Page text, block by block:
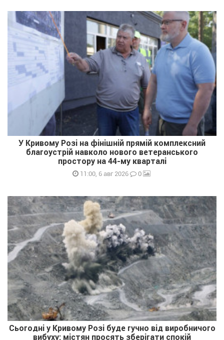
У Кривому Розі на фінішній прямій комплексний
благоустрій навколо нового ветеранського
простору на 44-му кварталі
11:00, 6 авг 2026 0
Сьогодні у Кривому Розі буде гучно від виробничого
вибуху: містян просять зберігати спокій